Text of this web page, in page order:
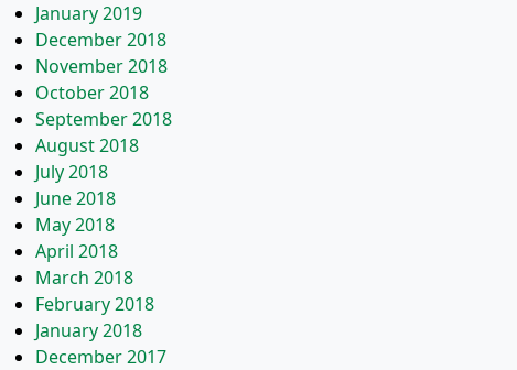
January 2019
December 2018
November 2018
October 2018
September 2018
August 2018
July 2018
June 2018
May 2018
April 2018
March 2018
February 2018
January 2018
December 2017